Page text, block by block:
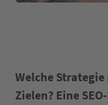
Welche
Zielen? Eine